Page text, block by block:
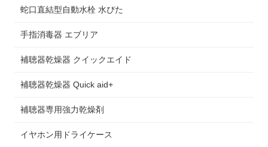
蛇口直結型自動水栓 水ぴた
手指消毒器 エブリア
補聴器乾燥器 クイックエイド
補聴器乾燥器 Quick aid+
補聴器専用強力乾燥剤
イヤホン用ドライケース